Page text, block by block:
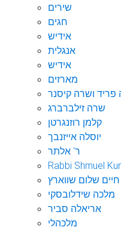
שירים
חגים
אידיש
אנגלית
אידיש
מארזים
פריד ושרה קיסנר
שרה זילברברג
קלמן רוזנגרטן
יוסלה אייזנבך
ר' אלתר
Rabbi Shmuel
חיים שלום שווארץ
מלכה שידלובסקי
אריאלה סביר
מלכהלי